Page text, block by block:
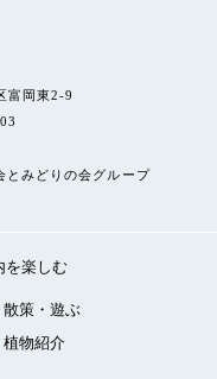
富岡東2-9
とみどりの会グループ
を楽しむ
散策・遊ぶ
植物紹介